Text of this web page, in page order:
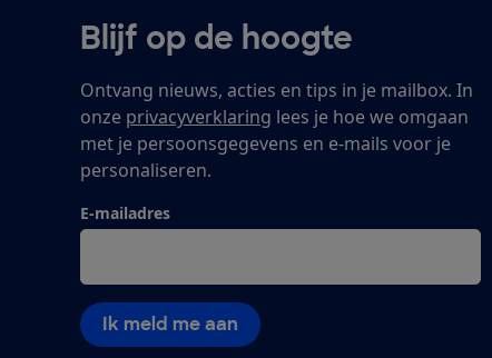
Blijf op de hoogte
Ontvang nieuws, acties en tips in je mailbox. In
onze privacyverklaring lees je hoe we omgaan
met je persoonsgegevens en e-mails voor je
personaliseren.
E-mailadres
Ik meld me aan